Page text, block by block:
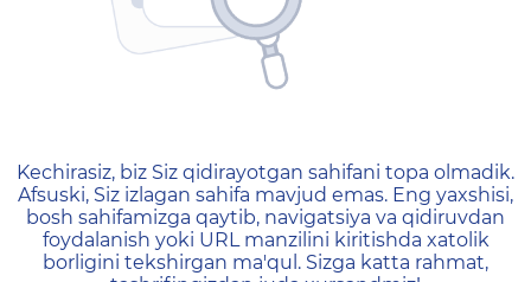
404 — Страница не
Kechirasiz, biz Siz qidirayotgan sahifani topa olmadik.
Afsuski, Siz izlagan sahifa mavjud emas. Eng yaxshisi,
bosh sahifamizga qaytib, navigatsiya va qidiruvdan
foydalanish yoki URL manzilini kiritishda xatolik
borligini tekshirgan ma'qul. Sizga katta rahmat,